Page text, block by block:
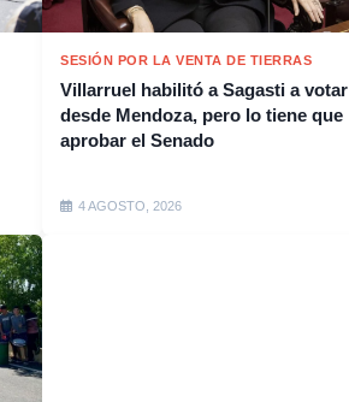
SESIÓN POR LA VENTA DE TIERRAS
Villarruel habilitó a Sagasti a votar
desde Mendoza, pero lo tiene que
aprobar el Senado
4 AGOSTO, 2026